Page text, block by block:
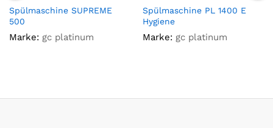
Spülmaschine SUPREME
500
Marke: gc platinum
Spülmaschine PL 1400 E
Hygiene
Marke: gc platinum